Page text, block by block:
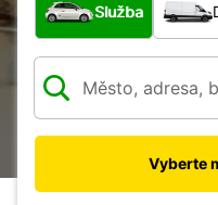
Služba
Vyberte